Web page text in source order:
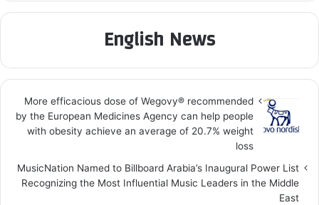
English News
More efficacious dose of Wegovy®️ recommended
by the European Medicines Agency can help people
with obesity achieve an average of 20.7% weight
loss
MusicNation Named to Billboard Arabia’s Inaugural Power List
Recognizing the Most Influential Music Leaders in the Middle
East